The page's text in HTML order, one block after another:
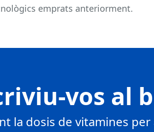
emprats anteriorment.
vos al
la dosis de vitamines